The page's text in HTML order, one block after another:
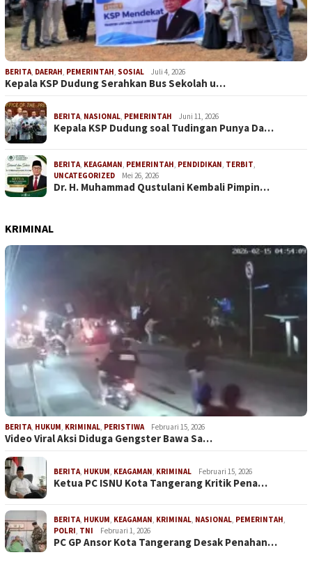
BERITA, DAERAH, PEMERINTAH, SOSIAL Juli 4, 2026
Kepala KSP Dudung Serahkan Bus Sekolah u…
BERITA, NASIONAL, PEMERINTAH Juni 11, 2026
Kepala KSP Dudung soal Tudingan Punya Da…
BERITA, KEAGAMAN, PEMERINTAH, PENDIDIKAN, TERBIT,
UNCATEGORIZED
Mei 26, 2026
Dr. H. Muhammad Qustulani Kembali Pimpin…
KRIMINAL
BERITA, HUKUM, KRIMINAL, PERISTIWA Februari 15, 2026
Video Viral Aksi Diduga Gengster Bawa Sa…
BERITA, HUKUM, KEAGAMAN, KRIMINAL Februari 15, 2026
Ketua PC ISNU Kota Tangerang Kritik Pena…
BERITA, HUKUM, KEAGAMAN, KRIMINAL, NASIONAL, PEMERINTAH,
POLRI, TNI Februari 1, 2026
PC GP Ansor Kota Tangerang Desak Penahan…